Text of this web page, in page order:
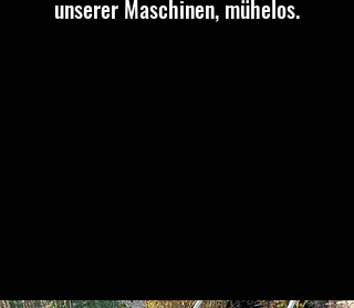
unserer Maschinen, mühelos.